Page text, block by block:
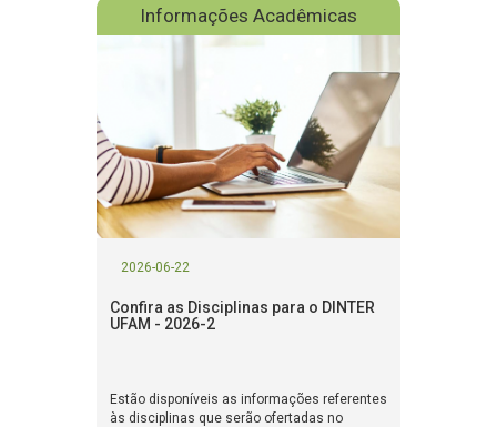
Informações Acadêmicas
2026-06-22
Confira as Disciplinas para o DINTER
UFAM - 2026-2
Estão disponíveis as informações referentes
às disciplinas que serão ofertadas no